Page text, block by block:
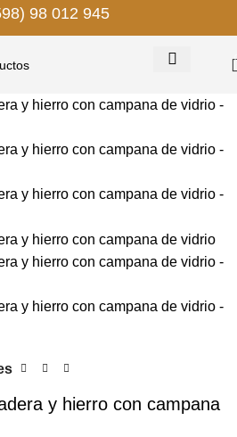
98 012 945
y hierro con campana